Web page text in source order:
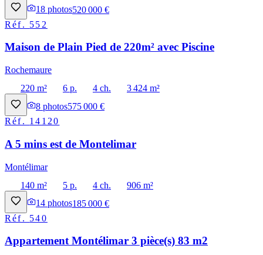
18 photos520 000 €
Réf. 552
Maison de Plain Pied de 220m² avec Piscine
Rochemaure
220 m²
6 p. 4 ch.
3 424 m²
8 photos575 000 €
Réf. 14120
A 5 mins est de Montelimar
Montélimar
140 m²
5 p. 4 ch.
906 m²
14 photos185 000 €
Réf. 540
Appartement Montélimar 3 pièce(s) 83 m2